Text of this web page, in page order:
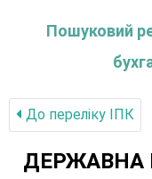
Пошуковий
До переліку IПК
ДЕРЖАВНА